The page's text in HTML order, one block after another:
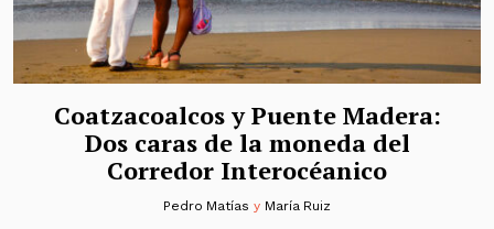
Coatzacoalcos y Puente Madera:
Dos caras de la moneda del
Corredor Interocéanico
Pedro Matías y María Ruiz